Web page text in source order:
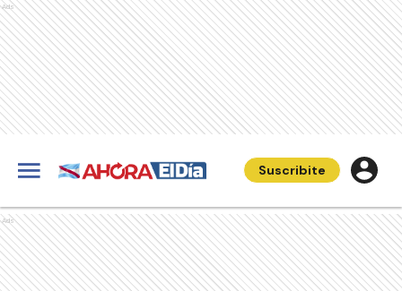
Ads
Suscribite
Ads